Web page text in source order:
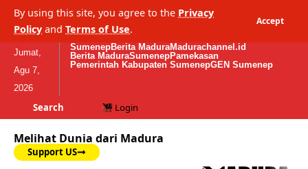
By using this site, you agree to the Privacy
Policy and Terms of Use.
Accept
Jumat,
Agu 7,
2026
SumenepBerita MaduraMadurachannel.id
Berita MaduraSumenepPamekasan
Pemerintah Kabupaten SumenepGEN Sumenep
Search Login
Melihat Dunia dari Madura
Support US